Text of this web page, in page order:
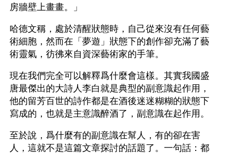
房牆壁上畫畫。」
哈德文稱，處於清醒狀態時，自己從來沒有任何藝
術細胞，然而在「夢遊」狀態下的創作卻充滿了藝
術靈氣，彷彿來自資深藝術家的手筆。
現在我們完全可以解釋爲什麼會這樣。其實我國盛
唐最傑出的大詩人李白就是典型的副意識起作用，
他的留芳百世的詩作都是在酒後迷迷糊糊的狀態下
寫成的，也就是主意識醉酒了，副意識在起作用。
至於說，爲什麼有的副意識在幫人，有的卻在害
人，這就不是這篇文章探討的話題了。一句話：都